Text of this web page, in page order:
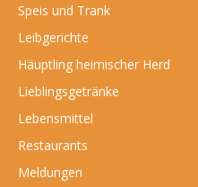
Speis und Trank
Leibgerichte
Häuptling heimischer Herd
Lieblingsgetränke
Lebensmittel
Restaurants
Meldungen